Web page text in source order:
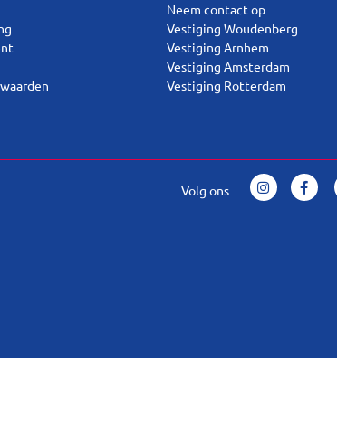
Neem contact op
Vestiging Woudenberg
Vestiging Arnhem
Vestiging Amsterdam
Vestiging Rotterdam
Volg ons